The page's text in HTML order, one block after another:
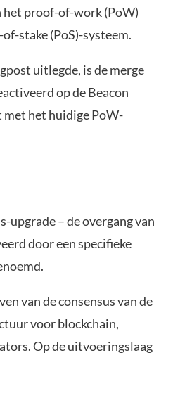
het proof-of-work(PoW)
stake (PoS)-systeem.
uitlegde, is de merge
op de Beacon
met het huidige PoW-
upgrade – de overgang van
door een specifieke
van de consensus van de
voor blockchain,
Op de uitvoeringslaag